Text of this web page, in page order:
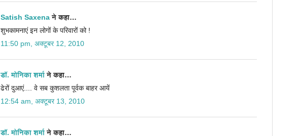
Satish Saxenaने कहा…
शुभकामनाएं इन लोगों के परिवारों को !
11:50 pm, अक्टूबर 12, 2010
डॉ. मोनिका शर्माने कहा…
ढेरों दुआएं.... वे सब कुशलता पूर्वक बाहर आयें
12:54 am, अक्टूबर 13, 2010
डॉ. मोनिका शर्माने कहा…